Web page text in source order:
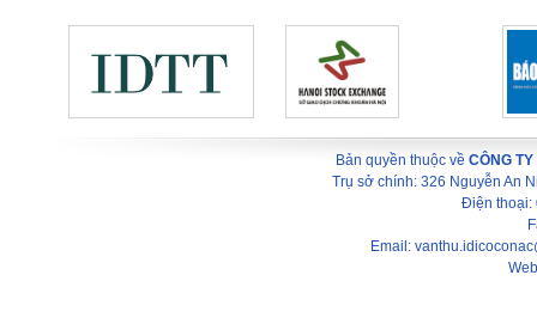
Bản quyền thuộc về CÔNG
Trụ sở chính: 326 Nguyễn An
Điện thoại:
Email: